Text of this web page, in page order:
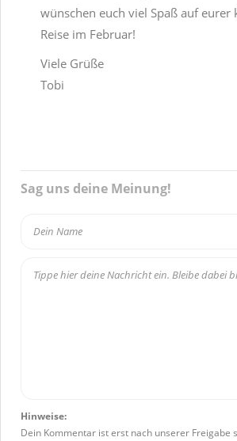
wünschen euch viel Spaß auf eurer
Reise im Februar!
Viele Grüße
Tobi
Sag uns deine Meinung!
Hinweise:
Dein Kommentar ist erst nach unserer Freigabe